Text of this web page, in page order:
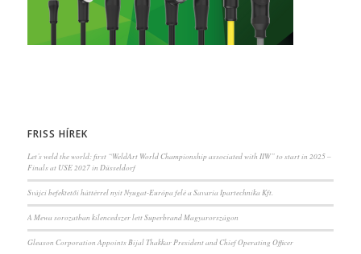
FRISS HÍREK
Let’s weld the world: first “WeldArt World Championship associated with IIW” to start in 2025 –
Finals at USE 2027 in Düsseldorf
Svájci befektetői háttérrel nyit Nyugat-Európa felé a Savaria Ipartechnika Kft.
A Mewa sorozatban kilencedszer lett Superbrand Magyarországon
Gleason Corporation Appoints Bijal Thakkar President and Chief Operating Officer